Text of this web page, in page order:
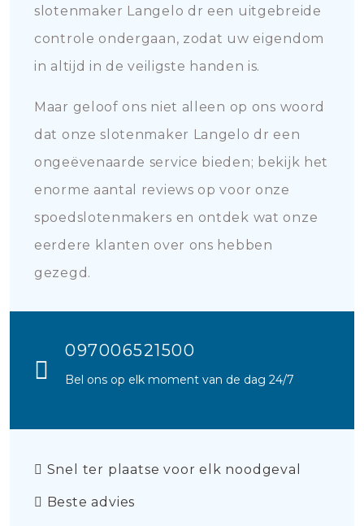
slotenmaker Langelo dr een uitgebreide
controle ondergaan, zodat uw eigendom
in altijd in de veiligste handen is.
Maar geloof ons niet alleen op ons woord
dat onze slotenmaker Langelo dr een
ongeëvenaarde service bieden; bekijk het
enorme aantal reviews op voor onze
spoedslotenmakers en ontdek wat onze
eerdere klanten over ons hebben
gezegd.
097006521500
Bel ons op elk moment van de dag 24/7
Snel ter plaatse voor elk noodgeval
Beste advies